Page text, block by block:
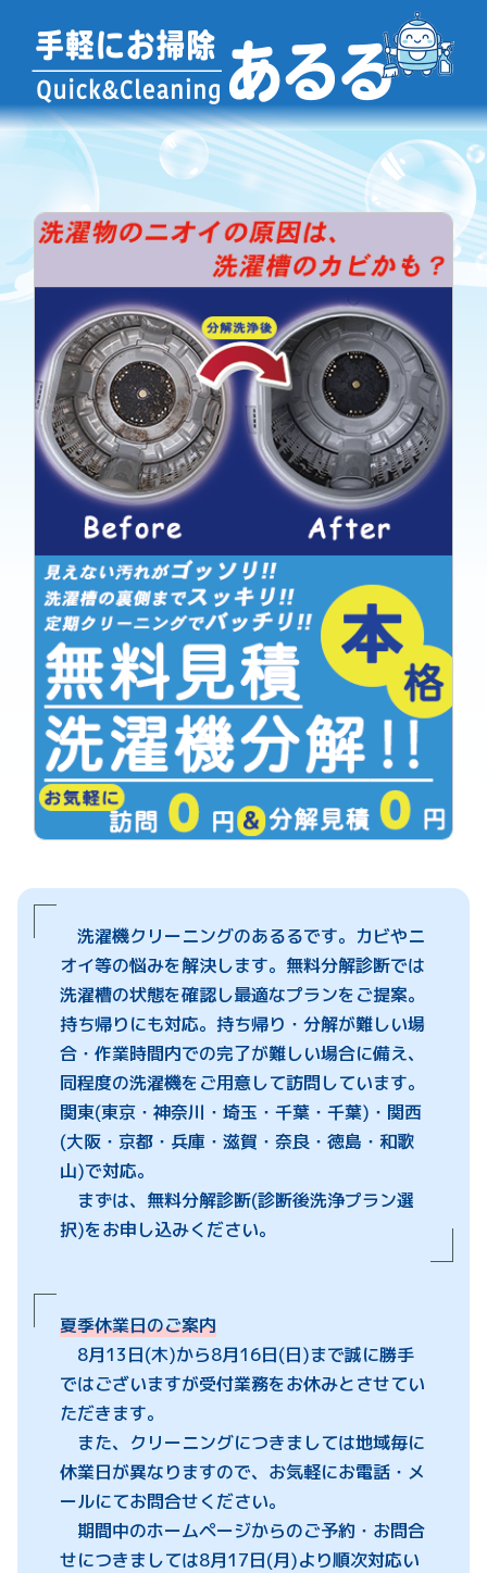
洗濯機クリーニングのあるるです。カビやニ
オイ等の悩みを解決します。無料分解診断では
洗濯槽の状態を確認し最適なプランをご提案。
持ち帰りにも対応。持ち帰り・分解が難しい場
合・作業時間内での完了が難しい場合に備え、
同程度の洗濯機をご用意して訪問しています。
関東(東京・神奈川・埼玉・千葉・千葉)・関西
(大阪・京都・兵庫・滋賀・奈良・徳島・和歌
山)で対応。
まずは、無料分解診断(診断後洗浄プラン選
択)をお申し込みください。
夏季休業日のご案内
8月13日(木)から8月16日(日)まで誠に勝手
ではございますが受付業務をお休みとさせてい
ただきます。
また、クリーニングにつきましては地域毎に
休業日が異なりますので、お気軽にお電話・メ
ールにてお問合せください。
期間中のホームページからのご予約・お問合
せにつきましては8月17日(月)より順次対応い